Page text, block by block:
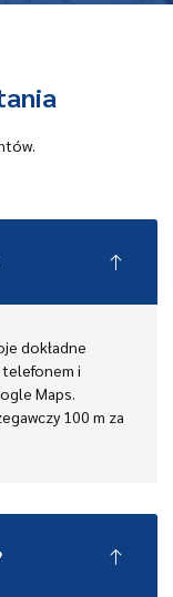
dokładne
telefonem i
Maps.
100 m za